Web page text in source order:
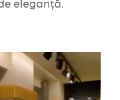
eleganță.